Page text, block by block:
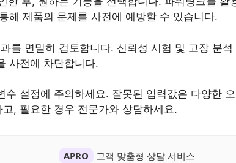
해 제품의 문제를 사전에 예방할 수 있습니다.
를 면밀히 검토합니다. 신뢰성 시험 및 고장 분
사전에 차단합니다.
수 설정에 주의하세요. 잘못된 입력값은 다양한
, 필요한 경우 전문가와 상담하세요.
APRO
고객 맞춤형 상담 서비스